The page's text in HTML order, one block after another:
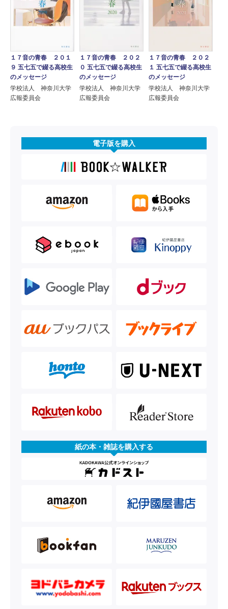
１７音の青春 ２０１
９ 五七五で綴る高校生
のメッセージ
学校法人 神奈川大学
広報委員会
１７音の青春 ２０２
０ 五七五で綴る高校生
のメッセージ
学校法人 神奈川大学
広報委員会
１７音の青春 ２０２
１ 五七五で綴る高校生
のメッセージ
学校法人 神奈川大学
広報委員会
電子版を購入
紙の本・雑誌を購入する